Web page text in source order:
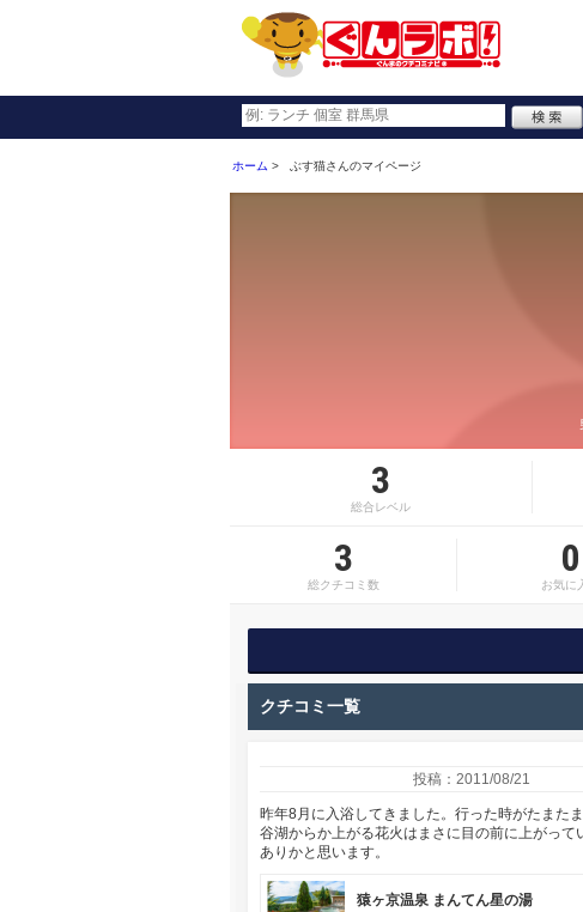
ホーム ぶす猫さんのマイページ
3
総合レベル
3
総クチコミ数
0
お気に
クチコミ一覧
投稿：2011/08/21
昨年8月に入浴してきました。行った時がたまた
谷湖からか上がる花火はまさに目の前に上がっ
ありかと思います。
猿ヶ京温泉 まんてん星の湯